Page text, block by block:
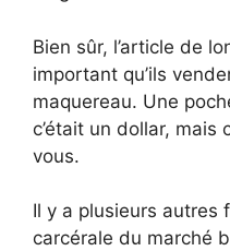
Bien sûr, l’article de
important qu’ils
maquereau. Une
c’était un dollar, mais
vous.
Il y a plusieurs autres
carcérale du marché